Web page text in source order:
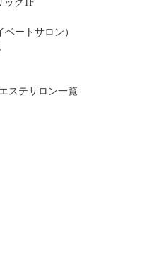
ック1F
ートサロン）
ステサロン一覧